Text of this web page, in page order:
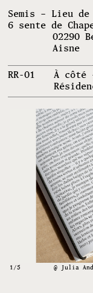
Semis – Lieu
6 sente de
02290
Aisne
RR-01
À côté
@ Julia
1 /5